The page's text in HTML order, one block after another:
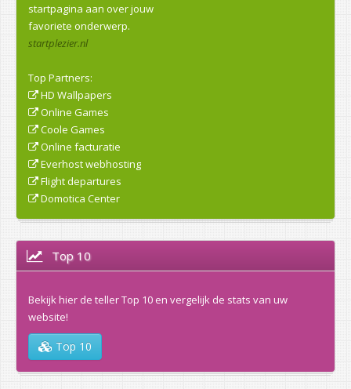
startpagina aan over jouw
favoriete onderwerp.
startplezier.nl
Top Partners:
HD Wallpapers
Online Games
Coole Games
Online facturatie
Everhost webhosting
Flight departures
Domotica Center
Top 10
Bekijk hier de teller Top 10 en vergelijk de stats van uw
website!
Top 10